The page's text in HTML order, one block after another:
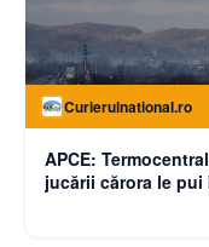
Curierulnational.ro
APCE:
jucării cărora le